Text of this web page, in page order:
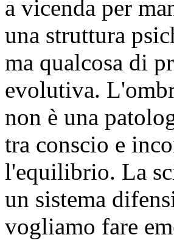
a vicenda per
una struttura
ma qualcosa di
evolutiva.
non è una
tra conscio e
l'equilibrio. La
un sistema
vogliamo fare